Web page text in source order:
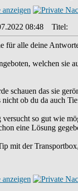
08:48 Titel:
für alle deine
welchen sie
schauen das sie
ob du da auch
so gut wie
eine Lösung
mit der